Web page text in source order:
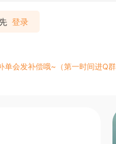
登录
会发补偿哦~（第一时间进Q群